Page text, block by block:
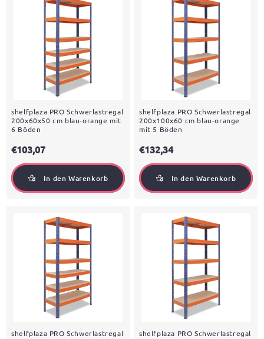
shelfplaza PRO Schwerlastregal
200x60x50 cm blau-orange mit
6 Böden
€103,07
In den Warenkorb
shelfplaza PRO Schwerlastregal
200x100x60 cm blau-orange
mit 5 Böden
€132,34
In den Warenkorb
shelfplaza PRO Schwerlastregal
shelfplaza PRO Schwerlastregal